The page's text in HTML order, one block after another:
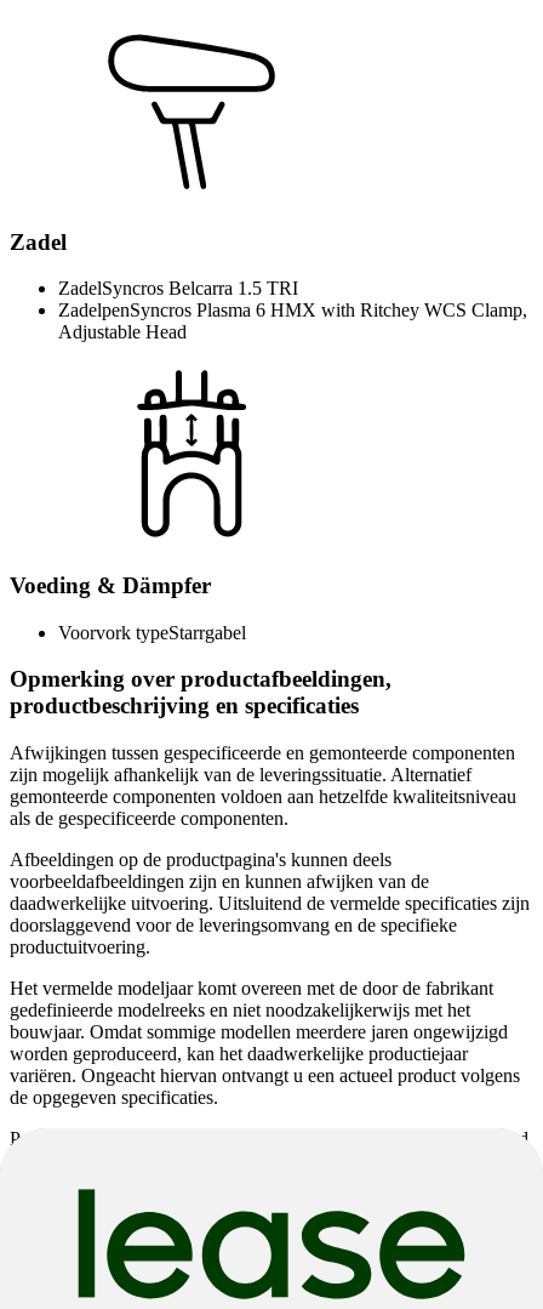
Zadel
ZadelSyncros Belcarra 1.5 TRI
ZadelpenSyncros Plasma 6 HMX with Ritchey WCS Clamp,
Adjustable Head
Voeding & Dämpfer
Voorvork typeStarrgabel
Opmerking over productafbeeldingen,
productbeschrijving en specificaties
Afwijkingen tussen gespecificeerde en gemonteerde componenten
zijn mogelijk afhankelijk van de leveringssituatie. Alternatief
gemonteerde componenten voldoen aan hetzelfde kwaliteitsniveau
als de gespecificeerde componenten.
Afbeeldingen op de productpagina's kunnen deels
voorbeeldafbeeldingen zijn en kunnen afwijken van de
daadwerkelijke uitvoering. Uitsluitend de vermelde specificaties zijn
doorslaggevend voor de leveringsomvang en de specifieke
productuitvoering.
Het vermelde modeljaar komt overeen met de door de fabrikant
gedefinieerde modelreeks en niet noodzakelijkerwijs met het
bouwjaar. Omdat sommige modellen meerdere jaren ongewijzigd
worden geproduceerd, kan het daadwerkelijke productiejaar
variëren. Ongeacht hiervan ontvangt u een actueel product volgens
de opgegeven specificaties.
Productbeschrijvingen kunnen gedeeltelijk automatisch gegenereerd
Wijzigingen en fouten voorbehouden.
Plasma RC Pro